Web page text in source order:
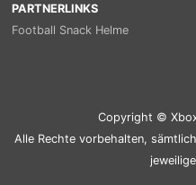
PARTNERLINKS
Football Snack Helme
Copyright ©
Alle Rechte vorbehalten,